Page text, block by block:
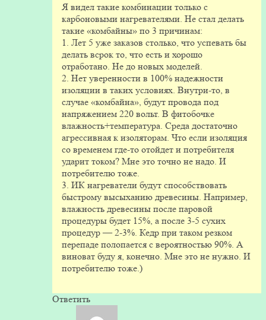
Я видел такие комбинации только с
карбоновыми нагревателями. Не стал делать
такие «комбайны» по 3 причинам:
1. Лет 5 уже заказов столько, что успевать бы
делать всрок то, что есть и хорошо
отработано. Не до новых моделей.
2. Нет уверенности в 100% надежности
изоляции в таких условиях. Внутри-то, в
случае «комбайна», будут провода под
напряжением 220 вольт. В фитобочке
влажность+температура. Среда достаточно
агрессивная к изоляторам. Что если изоляция
со временем где-то отойдет и потребителя
ударит током? Мне это точно не надо. И
потребителю тоже.
3. ИК нагреватели будут способствовать
быстрому высыханию древесины. Например,
влажность древесины после паровой
процедуры будет 15%, а после 3-5 сухих
процедур — 2-3%. Кедр при таком резком
перепаде полопается с вероятностью 90%. А
виноват буду я, конечно. Мне это не нужно. И
потребителю тоже.)
Ответить